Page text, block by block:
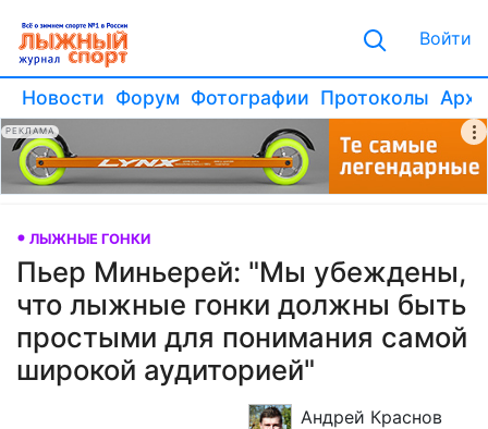
Войти
Новости Форум Фотографии Протоколы
РЕКЛАМА
ЛЫЖНЫЕ ГОНКИ
Пьер Миньерей: "Мы убеждены,
что лыжные гонки должны быть
простыми для понимания самой
широкой аудиторией"
Андрей Краснов